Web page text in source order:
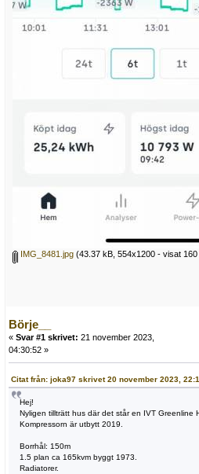
IMG_8481.jpg (43.37 kB, 554x1200 - visat 160
Börje__
« Svar #1 skrivet: 21 november 2023,
04:30:52 »
Citat från: joka97 skrivet 20 november 2023,
Hej!
Nyligen tillträtt hus där det står en IVT Greenline
Kompressorn är utbytt 2019.
Borrhål: 150m
1.5 plan ca 165kvm byggt 1973.
Radiatorer.